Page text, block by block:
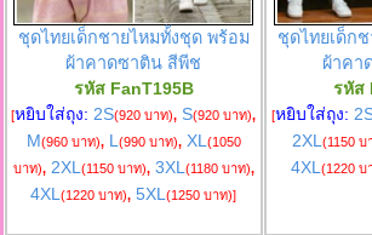
ชุดไทยเด็กชายไหมทั้งชุด พร้อม
ผ้าคาดซาติน สีพีช
รหัส FanT195B
[หยิบใส่ถุง: 2S(920 บาท), S(920 บาท),
M(960 บาท), L (990 บาท), XL (1050
บาท), 2XL (1150 บาท), 3XL (1180 บาท),
4XL(1220 บาท), 5XL(1250 บาท)]
ชุดไทยเด็ก
ผ้าคา
รหัส
[หยิบใส่ถุง:
2XL (1150 บ
4XL (1220 บ